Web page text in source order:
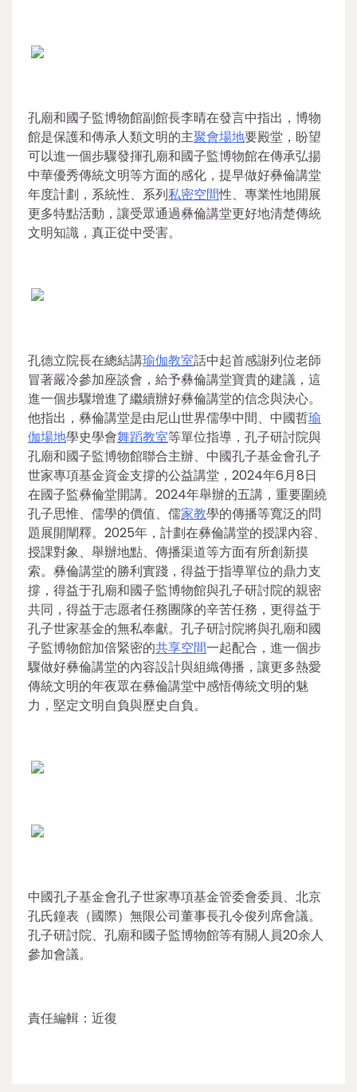
孔廟和國子監博物館副館長李晴在發言中指出，博物
館是保護和傳承人類文明的主聚會場地要殿堂，盼望
可以進一個步驟發揮孔廟和國子監博物館在傳承弘揚
中華優秀傳統文明等方面的感化，提早做好彝倫講堂
年度計劃，系統性、系列私密空間性、專業性地開展
更多特點活動，讓受眾通過彝倫講堂更好地清楚傳統
文明知識，真正從中受害。
孔德立院長在總結講瑜伽教室話中起首感謝列位老師
冒著嚴冷參加座談會，給予彝倫講堂寶貴的建議，這
進一個步驟增進了繼續辦好彝倫講堂的信念與決心。
他指出，彝倫講堂是由尼山世界儒學中間、中國哲瑜
伽場地學史學會舞蹈教室等單位指導，孔子研討院與
孔廟和國子監博物館聯合主辦、中國孔子基金會孔子
世家專項基金資金支撐的公益講堂，2024年6月8日
在國子監彝倫堂開講。2024年舉辦的五講，重要圍繞
孔子思惟、儒學的價值、儒家教學的傳播等寬泛的問
題展開闡釋。2025年，計劃在彝倫講堂的授課內容、
授課對象、舉辦地點、傳播渠道等方面有所創新摸
索。彝倫講堂的勝利實踐，得益于指導單位的鼎力支
撐，得益于孔廟和國子監博物館與孔子研討院的親密
共同，得益于志愿者任務團隊的辛苦任務，更得益于
孔子世家基金的無私奉獻。孔子研討院將與孔廟和國
子監博物館加倍緊密的共享空間一起配合，進一個步
驟做好彝倫講堂的內容設計與組織傳播，讓更多熱愛
傳統文明的年夜眾在彝倫講堂中感悟傳統文明的魅
力，堅定文明自負與歷史自負。
中國孔子基金會孔子世家專項基金管委會委員、北京
孔氏鐘表（國際）無限公司董事長孔令俊列席會議。
孔子研討院、孔廟和國子監博物館等有關人員20余人
參加會議。
責任編輯：近復